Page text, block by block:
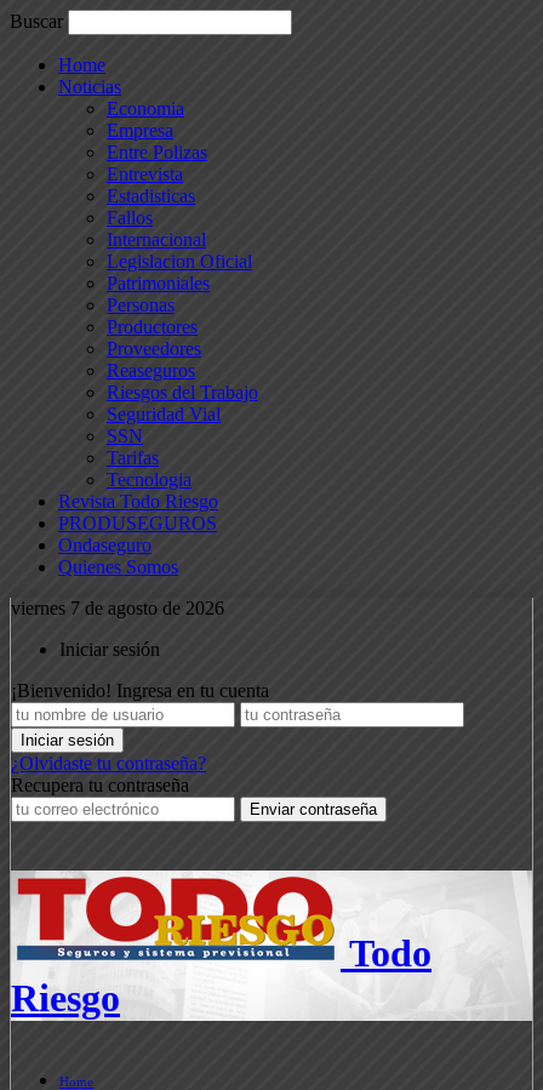
Buscar
Home
Noticias
Economia
Empresa
Entre Polizas
Entrevista
Estadisticas
Fallos
Internacional
Legislacion Oficial
Patrimoniales
Personas
Productores
Proveedores
Reaseguros
Riesgos del Trabajo
Seguridad Vial
SSN
Tarifas
Tecnologia
Revista Todo Riesgo
PRODUSEGUROS
Ondaseguro
Quienes Somos
viernes 7 de agosto de 2026
Iniciar sesión
¡Bienvenido! Ingresa en tu cuenta
¿Olvidaste tu contraseña?
Recupera tu contraseña
Todo
Riesgo
Home